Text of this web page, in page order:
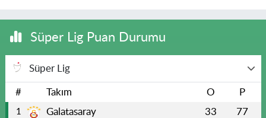
Süper Lig Puan Durumu
Süper Lig
# Takım O P
1 Galatasaray 33 77